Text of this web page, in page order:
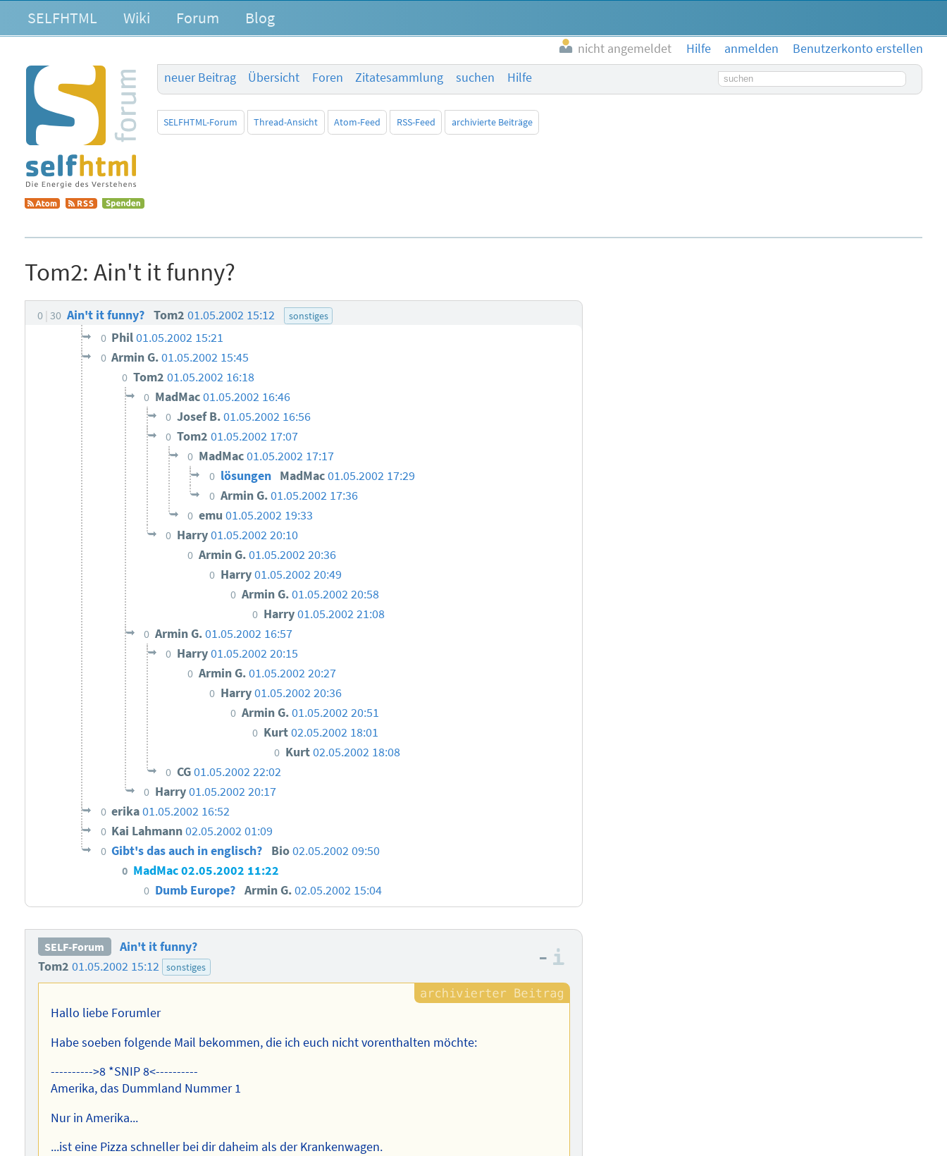
SELFHTML Wiki Forum Blog
nicht angemeldet Hilfe anmelden
Benutzerkonto erstellen
neuer Beitrag
Übersicht Foren Zitatesammlung suchen Hilfe Suchbegriff
SELFHTML-Forum Thread-Ansicht Atom-Feed RSS-Feed archivierte Beiträge
Tom2: Ain't it funny?
0 30 Ain't it funny? Tom201.05.2002 15:12 sonstiges
0 Phil01.05.2002 15:21
0 Armin G.01.05.2002 15:45
0 Tom201.05.2002 16:18
0 MadMac01.05.2002 16:46
0 Josef B.01.05.2002 16:56
0 Tom2 01.05.2002 17:07
0 MadMac01.05.2002 17:17
0 lösungen MadMac01.05.2002 17:29
0 Armin G.01.05.2002 17:36
0 emu 01.05.2002 19:33
0 Harry01.05.2002 20:10
0 Armin G.01.05.2002 20:36
0 Harry01.05.2002 20:49
0 Armin G.01.05.2002 20:58
0 Harry01.05.2002 21:08
0 Armin G.01.05.2002 16:57
0 Harry01.05.2002 20:15
0 Armin G.01.05.2002 20:27
0 Harry01.05.2002 20:36
0 Armin G.01.05.2002 20:51
0 Kurt02.05.2002 18:01
0 Kurt02.05.2002 18:08
0 CG01.05.2002 22:02
0 Harry01.05.2002 20:17
0 erika01.05.2002 16:52
0 Kai Lahmann02.05.2002 01:09
0 Gibt's das auch in englisch? Bio02.05.2002 09:50
0 MadMac02.05.2002 11:22
0 Dumb Europe? Armin G.02.05.2002 15:04
SELF-Forum
Ain't it funny?
Tom2 01.05.2002 15:12 sonstiges –
Hallo liebe Forumler
Habe soeben folgende Mail bekommen, die ich euch nicht vorenthalten möchte:
---------->8 *SNIP 8<----------
Amerika, das Dummland Nummer 1
Nur in Amerika...
...ist eine Pizza schneller bei dir daheim als der Krankenwagen.